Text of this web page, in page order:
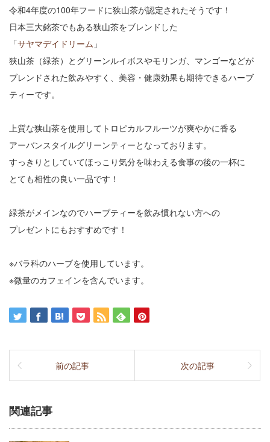
令和4年度の100年フードに狭山茶が認定されたそうです！
日本三大銘茶でもある狭山茶をブレンドした
「サヤマデイドリーム 」
狭山茶（緑茶）とグリーンルイボスやモリンガ、マンゴーなどが
ブレンドされた飲みやすく、美容・健康効果も期待できるハーブ
ティーです。
上質な狭山茶を使用してトロピカルフルーツが爽やかに香る
アーバンスタイルグリーンティーとなっております。
すっきりとしていてほっこり気分を味わえる食事の後の一杯に
とても相性の良い一品です！
緑茶がメインなのでハーブティーを飲み慣れない方への
プレゼントにもおすすめです！
※バラ科のハーブを使用しています。
※微量のカフェインを含んでいます。
前の記事 次の記事
関連記事